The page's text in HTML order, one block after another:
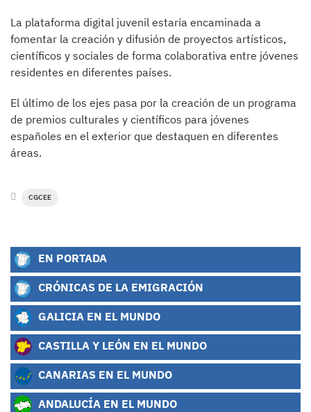
La plataforma digital juvenil estaría encaminada a
fomentar la creación y difusión de proyectos artísticos,
científicos y sociales de forma colaborativa entre jóvenes
residentes en diferentes países.
El último de los ejes pasa por la creación de un programa
de premios culturales y científicos para jóvenes
españoles en el exterior que destaquen en diferentes
áreas.
CGCEE
EN PORTADA
CRÓNICAS DE LA EMIGRACIÓN
GALICIA EN EL MUNDO
CASTILLA Y LEÓN EN EL MUNDO
CANARIAS EN EL MUNDO
ANDALUCÍA EN EL MUNDO